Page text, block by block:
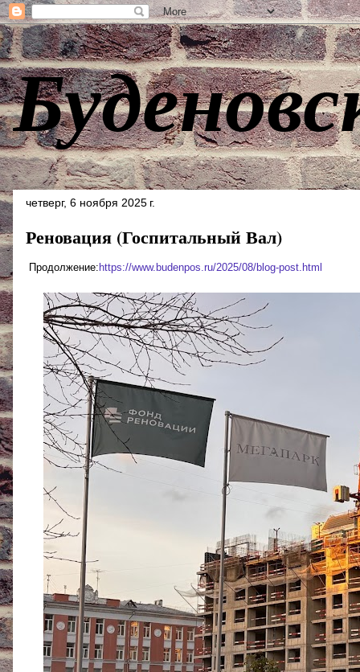
четверг, 6 ноября 2025 г.
Реновация (Госпитальный Вал)
Продолжение: https://www.budenpos.ru/2025/08/blog-post.html